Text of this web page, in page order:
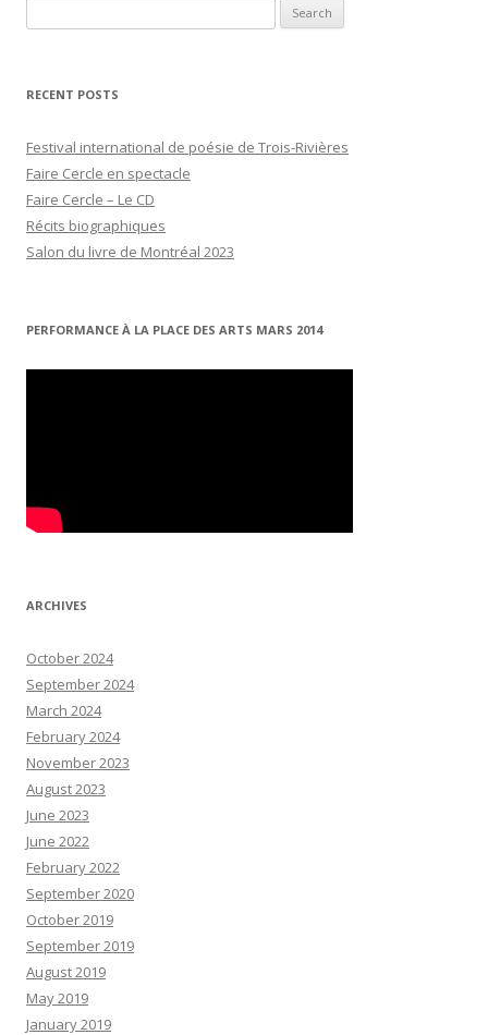
for:
RECENT POSTS
Festival international de poésie de Trois-Rivières
Faire Cercle en spectacle
Faire Cercle – Le CD
Récits biographiques
Salon du livre de Montréal 2023
PERFORMANCE À LA PLACE DES ARTS MARS 2014
ARCHIVES
October 2024
September 2024
March 2024
February 2024
November 2023
August 2023
June 2023
June 2022
February 2022
September 2020
October 2019
September 2019
August 2019
May 2019
January 2019